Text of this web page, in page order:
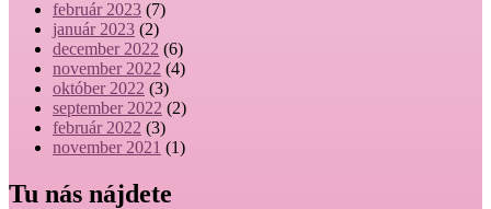
február 2023 (7)
január 2023 (2)
december 2022 (6)
november 2022 (4)
október 2022 (3)
september 2022 (2)
február 2022 (3)
november 2021 (1)
Tu nás nájdete